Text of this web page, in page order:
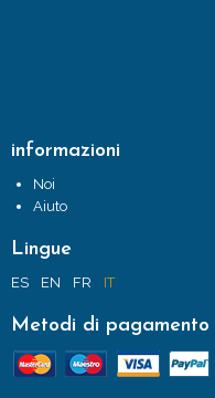
informazioni
Noi
Aiuto
Lingue
ES EN FR IT
Metodi di pagamento